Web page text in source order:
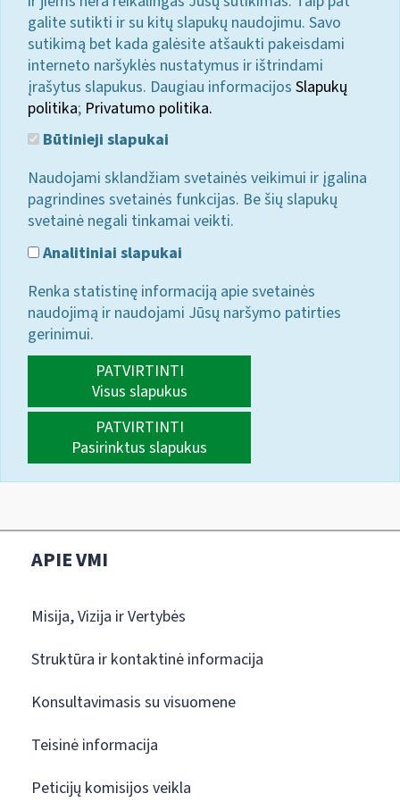
galite sutikti ir su kitų slapukų naudojimu. Savo
sutikimą bet kada galėsite atšaukti pakeisdami
interneto naršyklės nustatymus ir ištrindami
įrašytus slapukus. Daugiau informacijos Slapukų
politika; Privatumo politika.
Būtinieji slapukai
Naudojami sklandžiam svetainės veikimui ir įgalina
pagrindines svetainės funkcijas. Be šių slapukų
svetainė negali tinkamai veikti.
Analitiniai slapukai
Renka statistinę informaciją apie svetainės
naudojimą ir naudojami Jūsų naršymo patirties
gerinimui.
PATVIRTINTI
Visus slapukus
PATVIRTINTI
Pasirinktus slapukus
APIE VMI
Misija, Vizija ir Vertybės
Struktūra ir kontaktinė informacija
Konsultavimasis su visuomene
Teisinė informacija
Peticijų komisijos veikla